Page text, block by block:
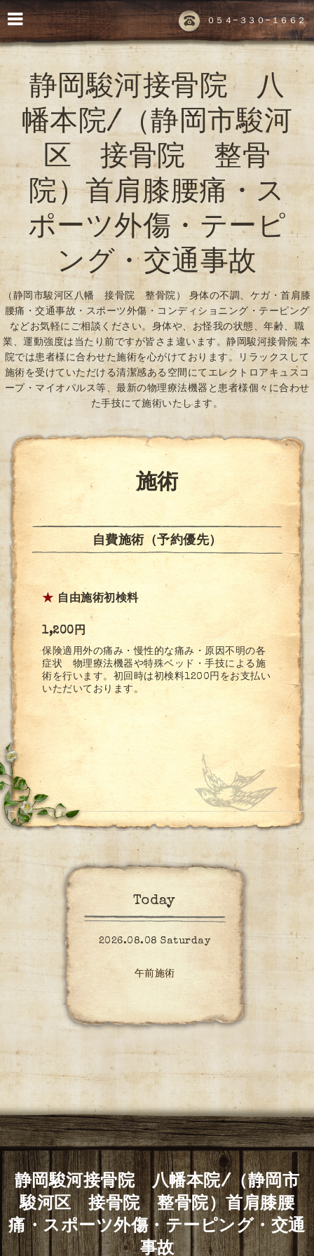
０５４-３３０-１６６２
静岡駿河接骨院 八
幡本院/（静岡市駿河
区 接骨院 整骨
院）首肩膝腰痛・ス
ポーツ外傷・テーピ
ング・交通事故
（静岡市駿河区八幡 接骨院 整骨院） 身体の不調、ケガ・首肩膝
腰痛・交通事故・スポーツ外傷・コンディショニング・テーピング
などお気軽にご相談ください。身体や、お怪我の状態、年齢、職
業、運動強度は当たり前ですが皆さま違います。静岡駿河接骨院 本
院では患者様に合わせた施術を心がけております。リラックスして
施術を受けていただける清潔感ある空間にてエレクトロアキュスコ
ープ・マイオパルス等、最新の物理療法機器と患者様個々に合わせ
た手技にて施術いたします。
施術
自費施術（予約優先）
★ 自由施術初検料
1,200円
保険適用外の痛み・慢性的な痛み・原因不明の各
症状 物理療法機器や特殊ベッド・手技による施
術を行います。初回時は初検料1200円をお支払い
いただいております。
Today
2026.08.08 Saturday
午前施術
静岡駿河接骨院 八幡本院/（静岡市
駿河区 接骨院 整骨院）首肩膝腰
痛・スポーツ外傷・テーピング・交通
事故